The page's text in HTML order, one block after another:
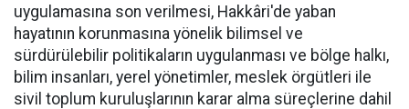
uygulamasına son verilmesi, Hakkâri'de yaban
hayatının korunmasına yönelik bilimsel ve
sürdürülebilir politikaların uygulanması ve bölge halkı,
bilim insanları, yerel yönetimler, meslek örgütleri ile
sivil toplum kuruluşlarının karar alma süreçlerine dahil